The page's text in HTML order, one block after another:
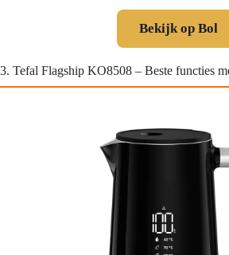
Bekijk op Bol
3. Tefal Flagship KO8508 – Beste functies